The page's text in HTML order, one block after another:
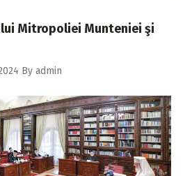
Mitropoliei Munteniei şi
By admin